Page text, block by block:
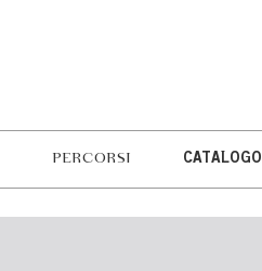
PERCORSI CATALOGO